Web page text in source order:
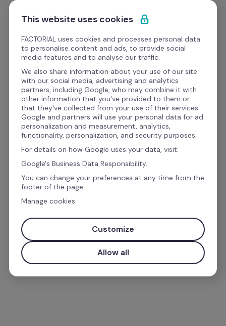
Ir al contenido
Empieza gratis
Enfócate en las personas,
no en el papeleo
Creemos que la mejor manera de hacer crecer
a las personas es teniendo más tiempo para
ellas. Por eso, automatizamos procesos que
convierten las tareas infinitas en conclusiones, a
managers en líderes y a ti en un mejor tú.
Mira nuestro resumen del Facts!
This website uses cookies
FACTORIAL uses cookies and processes personal data
to personalise content and ads, to provide social
media features and to analyse our traffic.
We also share information about your use of our site
with our social media, advertising and analytics
partners, including Google, who may combine it with
other information that you've provided to them or
that they've collected from your use of their services.
Google and partners will use your personal data for ad
personalization and measurement, analytics,
functionality, personalization, and security purposes.
For details on how Google uses your data, visit:
Google's Business Data Responsibility.
You can change your preferences at any time from the
footer of the page.
Manage cookies
Customize
Allow all